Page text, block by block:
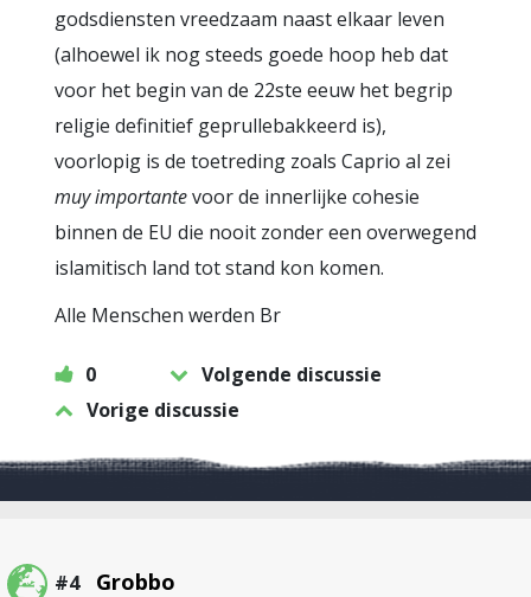
godsdiensten vreedzaam naast elkaar leven
(alhoewel ik nog steeds goede hoop heb dat
voor het begin van de 22ste eeuw het begrip
religie definitief geprullebakkeerd is),
voorlopig is de toetreding zoals Caprio al zei
muy importantevoor de innerlijke cohesie
binnen de EU die nooit zonder een overwegend
islamitisch land tot stand kon komen.
Alle Menschen werden Br
0
Volgende discussie
Vorige discussie
#4 Grobbo